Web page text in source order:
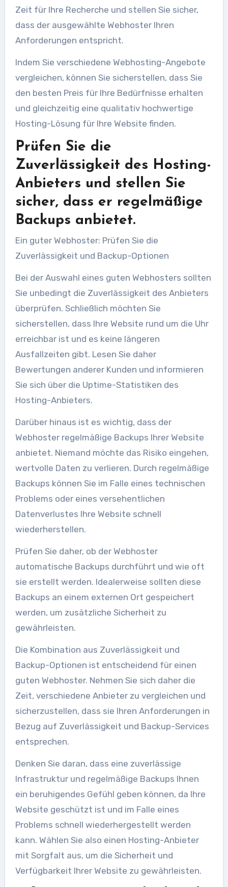
Zeit für Ihre Recherche und stellen Sie sicher,
dass der ausgewählte Webhoster Ihren
Anforderungen entspricht.
Indem Sie verschiedene Webhosting-Angebote
vergleichen, können Sie sicherstellen, dass Sie
den besten Preis für Ihre Bedürfnisse erhalten
und gleichzeitig eine qualitativ hochwertige
Hosting-Lösung für Ihre Website finden.
Prüfen Sie die
Zuverlässigkeit des Hosting-
Anbieters und stellen Sie
sicher, dass er regelmäßige
Backups anbietet.
Ein guter Webhoster: Prüfen Sie die
Zuverlässigkeit und Backup-Optionen
Bei der Auswahl eines guten Webhosters sollten
Sie unbedingt die Zuverlässigkeit des Anbieters
überprüfen. Schließlich möchten Sie
sicherstellen, dass Ihre Website rund um die Uhr
erreichbar ist und es keine längeren
Ausfallzeiten gibt. Lesen Sie daher
Bewertungen anderer Kunden und informieren
Sie sich über die Uptime-Statistiken des
Hosting-Anbieters.
Darüber hinaus ist es wichtig, dass der
Webhoster regelmäßige Backups Ihrer Website
anbietet. Niemand möchte das Risiko eingehen,
wertvolle Daten zu verlieren. Durch regelmäßige
Backups können Sie im Falle eines technischen
Problems oder eines versehentlichen
Datenverlustes Ihre Website schnell
wiederherstellen.
Prüfen Sie daher, ob der Webhoster
automatische Backups durchführt und wie oft
sie erstellt werden. Idealerweise sollten diese
Backups an einem externen Ort gespeichert
werden, um zusätzliche Sicherheit zu
gewährleisten.
Die Kombination aus Zuverlässigkeit und
Backup-Optionen ist entscheidend für einen
guten Webhoster. Nehmen Sie sich daher die
Zeit, verschiedene Anbieter zu vergleichen und
sicherzustellen, dass sie Ihren Anforderungen in
Bezug auf Zuverlässigkeit und Backup-Services
entsprechen.
Denken Sie daran, dass eine zuverlässige
Infrastruktur und regelmäßige Backups Ihnen
ein beruhigendes Gefühl geben können, da Ihre
Website geschützt ist und im Falle eines
Problems schnell wiederhergestellt werden
kann. Wählen Sie also einen Hosting-Anbieter
mit Sorgfalt aus, um die Sicherheit und
Verfügbarkeit Ihrer Website zu gewährleisten.